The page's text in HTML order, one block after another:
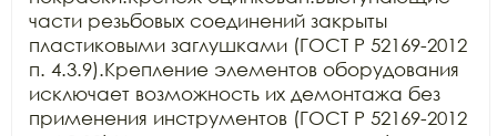
части резьбовых соединений закрыты
пластиковыми заглушками (ГОСТ Р 52169-2012
п. 4.3.9).Крепление элементов оборудования
исключает возможность их демонтажа без
применения инструментов (ГОСТ Р 52169-2012